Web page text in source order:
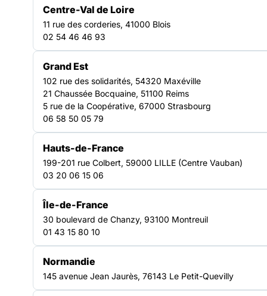
à la rencontre de plusieurs structures drômoises avant
d’échanger avec les différentes personnes ayant participé à
des projets culturels. En interviewant personnes
accompagnées et professionnel.le.s, il nous éclaire sur
l’impact que la culture peut avoir sur chacun.e
Gaylord Chapuis, travailleur pair, membre du Conseil
d’Administration de la FAS et membre du GAN Culture, est allé
à la rencontre de plusieurs structures drômoises avant
Centre-Val de Loire
11 rue des corderies, 41000 Blois
02 54 46 46 93
Grand Est
102 rue des solidarités, 54320 Maxéville
21 Chaussée Bocquaine, 51100 Reims
5 rue de la Coopérative, 67000 Strasbourg
06 58 50 05 79
Hauts-de-France
199-201 rue Colbert, 59000 LILLE (Centre Vauban)
03 20 06 15 06
Île-de-France
30 boulevard de Chanzy, 93100 Montreuil
01 43 15 80 10
Normandie
145 avenue Jean Jaurès, 76143 Le Petit-Quevilly